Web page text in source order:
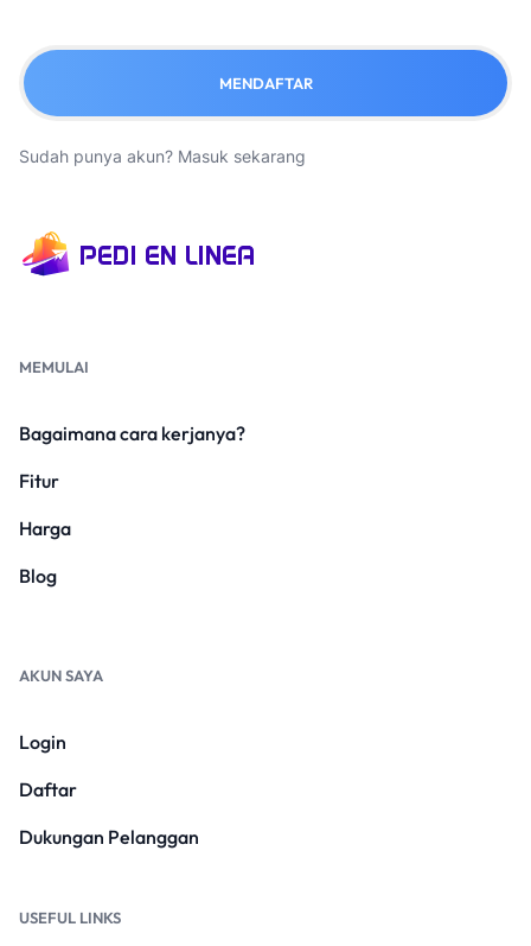
MENDAFTAR
Sudah punya akun? Masuk sekarang
MEMULAI
Bagaimana cara kerjanya?
Fitur
Harga
Blog
AKUN SAYA
Login
Daftar
Dukungan Pelanggan
USEFUL LINKS